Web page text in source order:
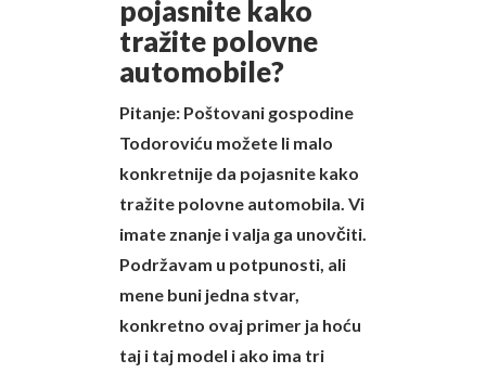
pojasnite kako
tražite polovne
automobile?
Pitanje: Poštovani gospodine
Todoroviću možete li malo
konkretnije da pojasnite kako
tražite polovne automobila. Vi
imate znanje i valja ga unovčiti.
Podržavam u potpunosti, ali
mene buni jedna stvar,
konkretno ovaj primer ja hoću
taj i taj model i ako ima tri